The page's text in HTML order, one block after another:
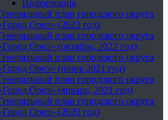
Информация
план городского округа
Орел» (2023 год)
план городского округа
Орел» (октябрь, 2022 год)
план городского округа
Орел» (июнь 2021 год)
план городского округа
Орел» (январь, 2021 год)
план городского округа
Орел» (2020 год)